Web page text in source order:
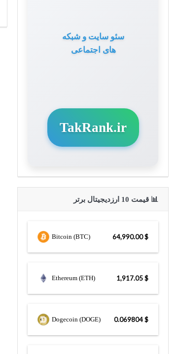
سئو سایت و شبکه
های اجتماعی
TakRank.ir
📊 قیمت 10 ارزدیجیتال برتر
Bitcoin (BTC) $ 64,990.00
Ethereum (ETH) $ 1,917.05
Dogecoin (DOGE) $ 0.069804